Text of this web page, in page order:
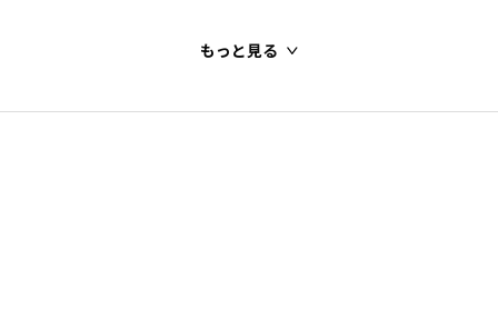
もっと見る